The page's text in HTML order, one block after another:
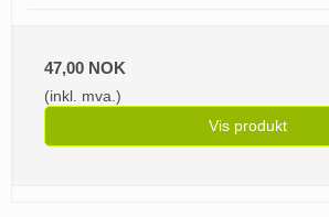
47,00 NOK
(inkl. mva.)
Vis produkt